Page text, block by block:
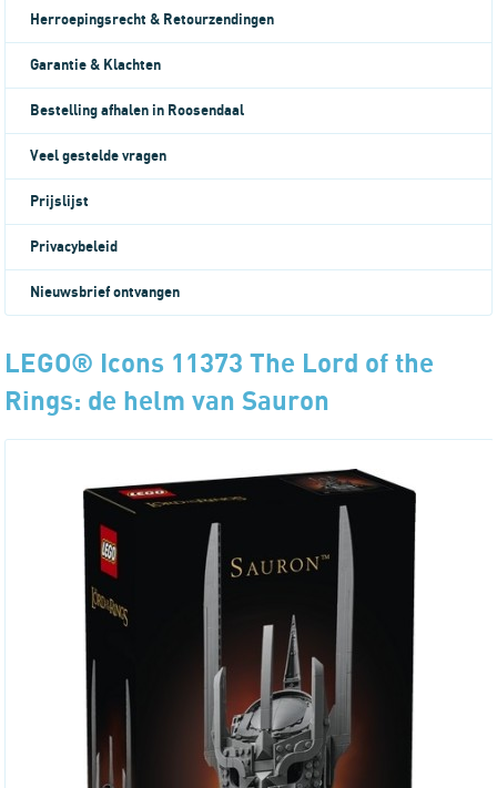
Herroepingsrecht & Retourzendingen
Garantie & Klachten
Bestelling afhalen in Roosendaal
Veel gestelde vragen
Prijslijst
Privacybeleid
Nieuwsbrief ontvangen
LEGO® Icons 11373 The Lord of the
Rings: de helm van Sauron